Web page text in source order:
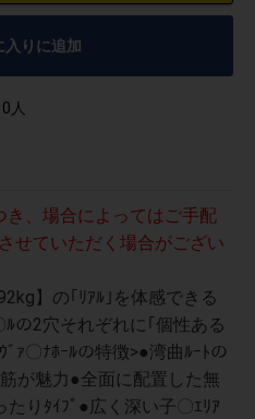
入りに追加
0人
、場合によってはご手配
せていただく場合がござい
】の｢ﾘｱﾙ｣を体感できる
ﾙの2穴それぞれに｢個性ある
ｧ〇ﾅﾎｰﾙの特徴>●湾曲ﾙｰﾄの
が魅力●全面に配置した無
りﾀｲﾌﾟ●広く深い子〇ｴﾘｱ